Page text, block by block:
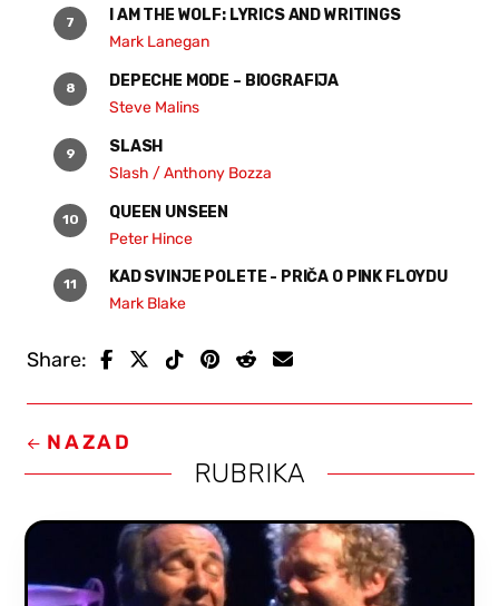
I AM THE WOLF: LYRICS AND WRITINGS
Mark Lanegan
DEPECHE MODE – BIOGRAFIJA
Steve Malins
SLASH
Slash / Anthony Bozza
QUEEN UNSEEN
Peter Hince
KAD SVINJE POLETE - PRIČA O PINK FLOYDU
Mark Blake
Share:
NAZAD
RUBRIKA